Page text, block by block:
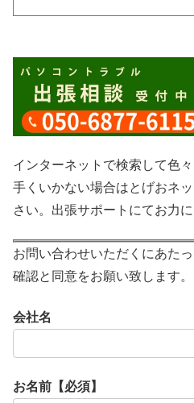
インターネットで検索して色
手くいかない場合はとげおネ
さい。出張サポートにてお力
お問い合わせいただくにあたっ
確認と同意をお願い致します。
会社名
お名前【必須】